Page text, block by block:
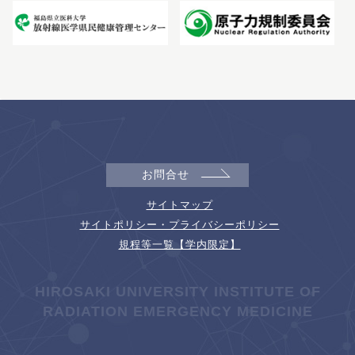
お問合せ
サイトマップ
サイトポリシー・プライバシーポリシー
規程等一覧【学内限定】
HIROSAKI UNIVERSITY INSTITUTE OF
RADIATION EMERGENCY MEDICINE